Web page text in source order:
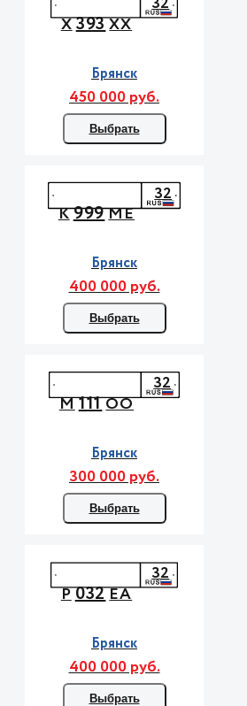
Х393ХХ
Брянск
450 000 руб.
Выбрать
К999МЕ
32
Брянск
400 000 руб.
Выбрать
М111ОО
32
Брянск
300 000 руб.
Выбрать
Р032ЕА
32
Брянск
400 000 руб.
Выбрать